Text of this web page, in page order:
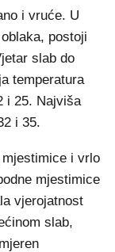
i vruće. U
postoji
slab do
temperatura
i 25. Najviša
i 35.
i vrlo
mjestimice
vjerojatnost
slab,